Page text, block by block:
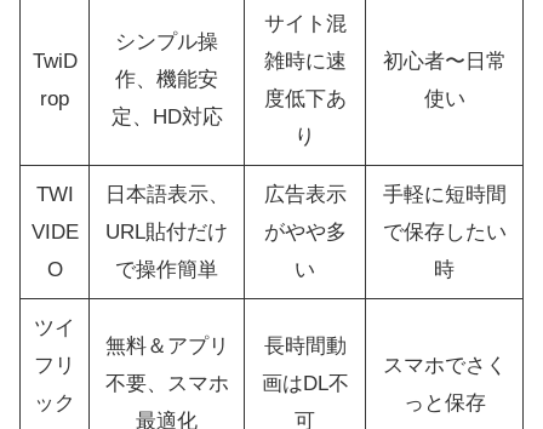
TwiD
rop
シンプル操
作、機能安
定、HD対応
サイト混
雑時に速
度低下あ
り
初心者〜日常
使い
TWI
VIDE
O
日本語表示、
URL貼付だけ
で操作簡単
広告表示
がやや多
い
手軽に短時間
で保存したい
時
ツイ
フリ
ック
無料＆アプリ
不要、スマホ
最適化
長時間動
画はDL不
可
スマホでさく
っと保存